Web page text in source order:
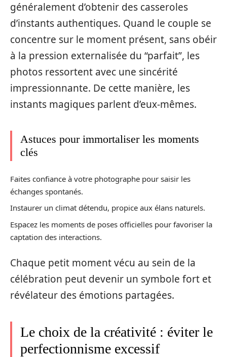
généralement d’obtenir des casseroles
d’instants authentiques. Quand le couple se
concentre sur le moment présent, sans obéir
à la pression externalisée du “parfait”, les
photos ressortent avec une sincérité
impressionnante. De cette manière, les
instants magiques parlent d’eux-mêmes.
Astuces pour immortaliser les moments
clés
Faites confiance à votre photographe pour saisir les
échanges spontanés.
Instaurer un climat détendu, propice aux élans naturels.
Espacez les moments de poses officielles pour favoriser la
captation des interactions.
Chaque petit moment vécu au sein de la
célébration peut devenir un symbole fort et
révélateur des émotions partagées.
Le choix de la créativité : éviter le
perfectionnisme excessif